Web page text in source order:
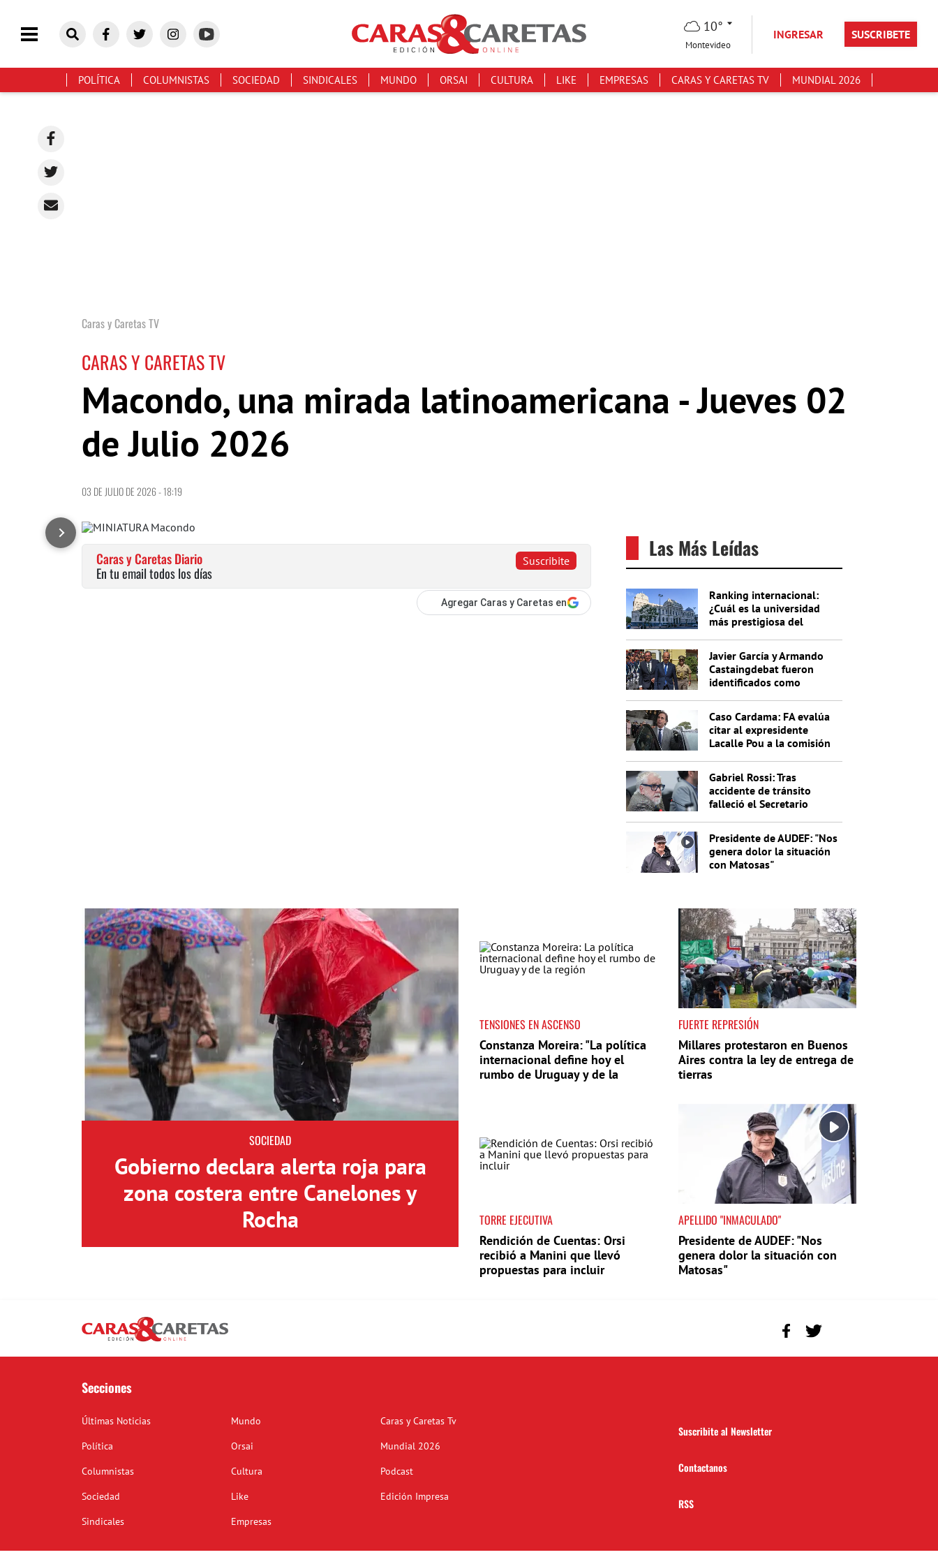
10°
Montevideo
INGRESAR SUSCRIBETE
POLÍTICA COLUMNISTAS SOCIEDAD SINDICALES MUNDO ORSAI CULTURA LIKE EMPRESAS CARAS Y CARETAS TV MUNDIAL 2026
Caras y Caretas TV
CARAS Y CARETAS TV
Macondo, una mirada latinoamericana - Jueves 02
de Julio 2026
03 DE JULIO DE 2026 - 18:19
Suscribite
Caras y Caretas Diario
En tu email todos los días
Agregar Caras y Caretas en
Las Más Leídas
Ranking internacional:
¿Cuál es la universidad
más prestigiosa del
Javier García y Armando
Castaingdebat fueron
identificados como
Caso Cardama: FA evalúa
citar al expresidente
Lacalle Pou a la comisión
Gabriel Rossi: Tras
accidente de tránsito
falleció el Secretario
Presidente de AUDEF: "Nos
genera dolor la situación
con Matosas"
SOCIEDAD
Gobierno declara alerta roja para
zona costera entre Canelones y
Rocha
TENSIONES EN ASCENSO
Constanza Moreira: "La política
internacional define hoy el
rumbo de Uruguay y de la
FUERTE REPRESIÓN
Millares protestaron en Buenos
Aires contra la ley de entrega de
tierras
TORRE EJECUTIVA
Rendición de Cuentas: Orsi
recibió a Manini que llevó
propuestas para incluir
APELLIDO "INMACULADO"
Presidente de AUDEF: "Nos
genera dolor la situación con
Matosas"
Secciones
Últimas Noticias
Política
Columnistas
Sociedad
Sindicales
Mundo
Orsai
Cultura
Like
Empresas
Caras y Caretas Tv
Mundial 2026
Podcast
Edición Impresa
Suscribite al Newsletter
Contactanos
RSS